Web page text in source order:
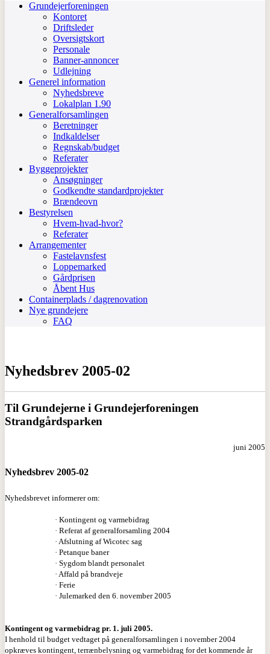
Grundejerforeningen
Kontoret
Driftsleder
Oversigtskort
Personale
Banner-annoncer
Udlejning
Generel information
Nyhedsbreve
Lokalplan 1.90
Generalforsamlingen
Beretninger
Indkaldelser
Regnskab/budget
Referater
Byggeprojekter
Ansøgninger
Godkendte standardprojekter
Brændeovn
Bestyrelsen
Hvem-hvad-hvor?
Referater
Arrangementer
Fastelavnsfest
Loppemarked
Gårdprisen
Åbent Hus
Containerplads / dagrenovation
Nye grundejere
FAQ
Nyhedsbrev 2005-02
Til Grundejerne i Grundejerforeningen
Strandgårdsparken
juni 2005
Nyhedsbrev 2005-02
Nyhedsbrevet informerer om:
· Kontingent og varmebidrag
· Referat af generalforsamling 2004
· Afslutning af Wicotec sag
· Petanque baner
· Sygdom blandt personalet
· Affald på brandveje
· Ferie
· Julemarked den 6. november 2005
Kontingent og varmebidrag pr. 1. juli 2005.
I henhold til budget vedtaget på generalforsamlingen i november 2004
opkræves kontingent, terrænbelysning og varmebidrag for det kommende år